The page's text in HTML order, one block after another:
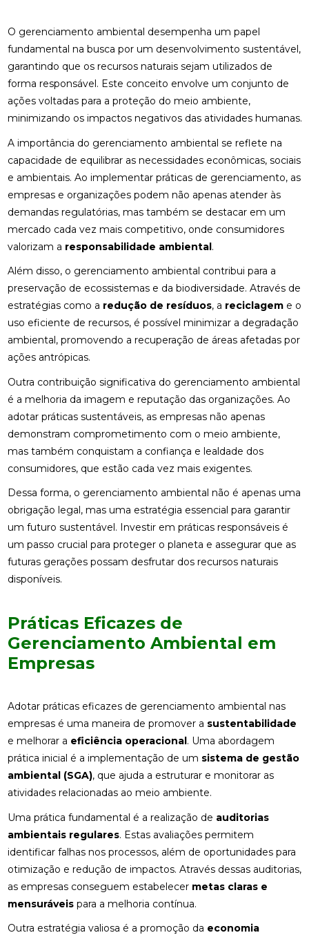
O gerenciamento ambiental desempenha um papel
fundamental na busca por um desenvolvimento sustentável,
garantindo que os recursos naturais sejam utilizados de
forma responsável. Este conceito envolve um conjunto de
ações voltadas para a proteção do meio ambiente,
minimizando os impactos negativos das atividades humanas.
A importância do gerenciamento ambiental se reflete na
capacidade de equilibrar as necessidades econômicas, sociais
e ambientais. Ao implementar práticas de gerenciamento, as
empresas e organizações podem não apenas atender às
demandas regulatórias, mas também se destacar em um
mercado cada vez mais competitivo, onde consumidores
valorizam a responsabilidade ambiental.
Além disso, o gerenciamento ambiental contribui para a
preservação de ecossistemas e da biodiversidade. Através de
estratégias como a redução de resíduos, a reciclageme o
uso eficiente de recursos, é possível minimizar a degradação
ambiental, promovendo a recuperação de áreas afetadas por
ações antrópicas.
Outra contribuição significativa do gerenciamento ambiental
é a melhoria da imagem e reputação das organizações. Ao
adotar práticas sustentáveis, as empresas não apenas
demonstram comprometimento com o meio ambiente,
mas também conquistam a confiança e lealdade dos
consumidores, que estão cada vez mais exigentes.
Dessa forma, o gerenciamento ambiental não é apenas uma
obrigação legal, mas uma estratégia essencial para garantir
um futuro sustentável. Investir em práticas responsáveis é
um passo crucial para proteger o planeta e assegurar que as
futuras gerações possam desfrutar dos recursos naturais
disponíveis.
Práticas Eficazes de
Gerenciamento Ambiental em
Empresas
Adotar práticas eficazes de gerenciamento ambiental nas
empresas é uma maneira de promover a sustentabilidade
e melhorar a eficiência operacional. Uma abordagem
prática inicial é a implementação de um sistema de gestão
ambiental (SGA), que ajuda a estruturar e monitorar as
atividades relacionadas ao meio ambiente.
Uma prática fundamental é a realização de auditorias
ambientais regulares. Estas avaliações permitem
identificar falhas nos processos, além de oportunidades para
otimização e redução de impactos. Através dessas auditorias,
as empresas conseguem estabelecer metas claras e
mensuráveispara a melhoria contínua.
Outra estratégia valiosa é a promoção da economia